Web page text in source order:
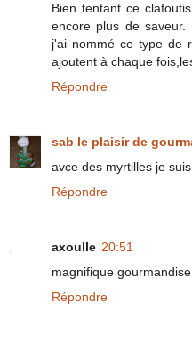
Bien tentant ce
encore plus de saveur.
j'ai nommé ce type de
ajoutent à chaque
Répondre
sab le plaisir de
avce des myrtilles je
Répondre
axoulle 20:51
magnifique
Répondre